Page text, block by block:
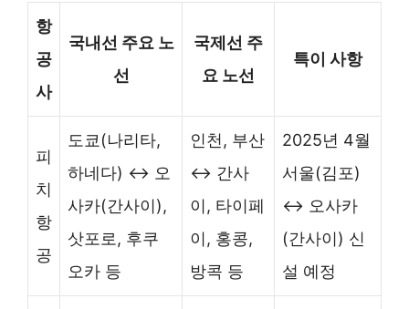
항
공
사
국내선 주요 노
선
국제선 주
요 노선
특이 사항
피
치
항
공
도쿄(나리타,
하네다) ↔ 오
사카(간사이),
삿포로, 후쿠
오카 등
인천, 부산
↔ 간사
이, 타이페
이, 홍콩,
방콕 등
2025년 4월
서울(김포)
↔ 오사카
(간사이) 신
설 예정